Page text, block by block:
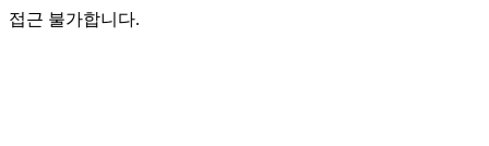
접근 불가합니다.